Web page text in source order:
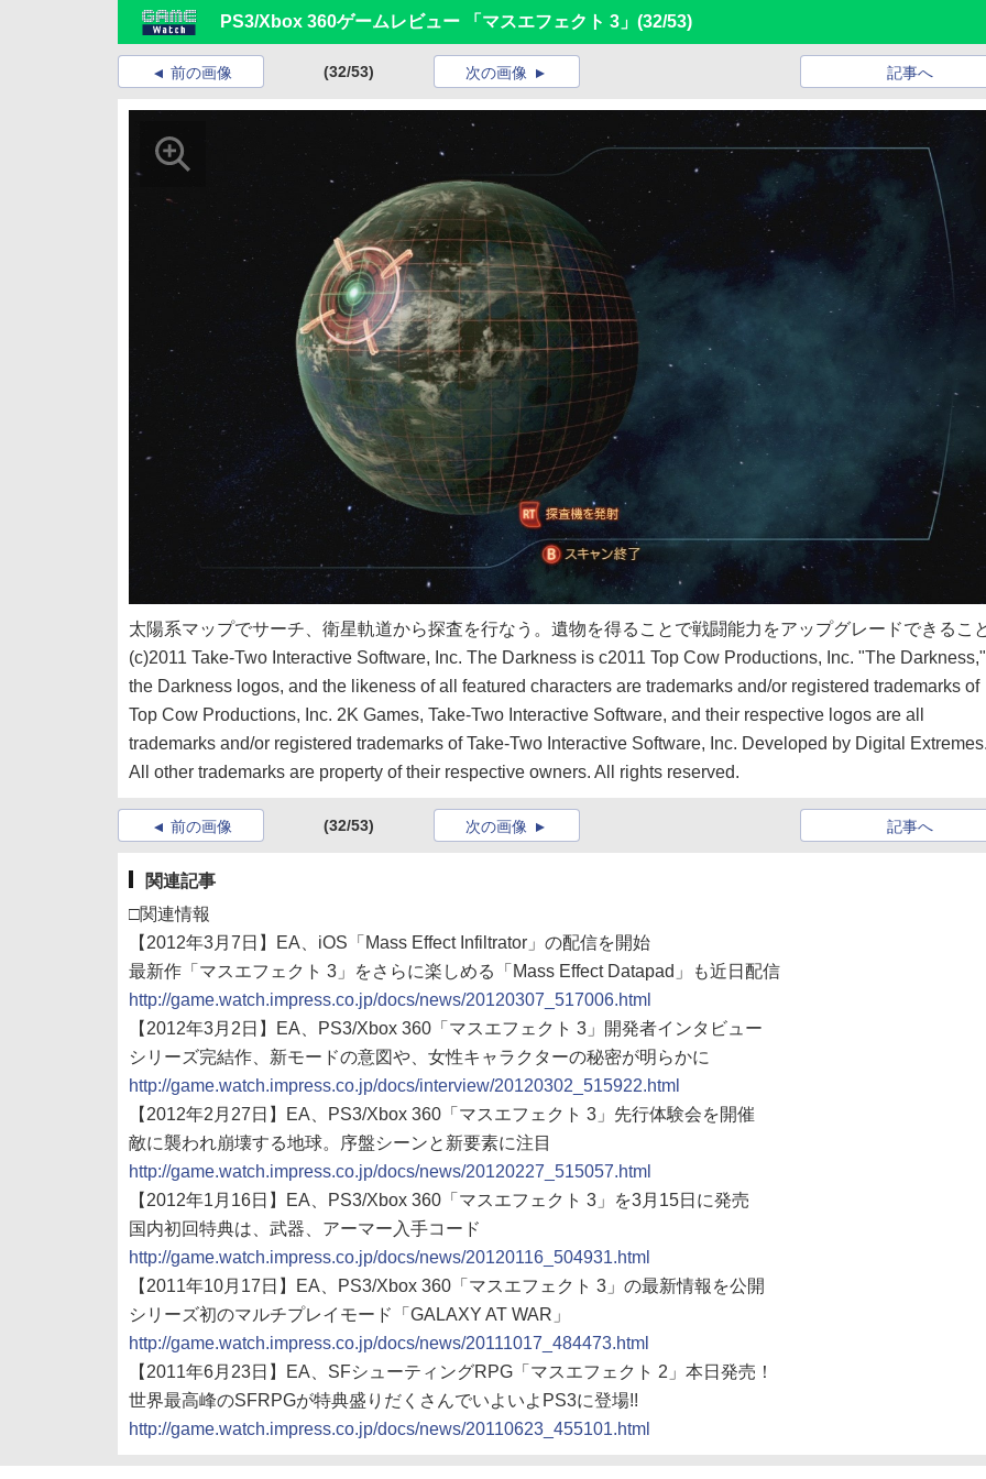
PS3/Xbox 360ゲームレビュー 「マスエフェクト 3」 (32/53)
前の画像 (32/53) 記事へ
次の画像
太陽系マップでサーチ、衛星軌道から探査を行なう。遺物を得ることで戦闘能力をアップグレードできるこ
(c)2011 Take-Two Interactive Software, Inc. The Darkness is c2011 Top Cow Productions, Inc. "The Darkness,"
the Darkness logos, and the likeness of all featured characters are trademarks and/or registered trademarks of
Top Cow Productions, Inc. 2K Games, Take-Two Interactive Software, and their respective logos are all
trademarks and/or registered trademarks of Take-Two Interactive Software, Inc. Developed by Digital
All other trademarks are property of their respective owners. All rights reserved.
前の画像 (32/53) 記事へ
次の画像
関連記事
□関連情報
【2012年3月7日】EA、iOS「Mass Effect Infiltrator」の配信を開始
最新作「マスエフェクト 3」をさらに楽しめる「Mass Effect Datapad」も近日配信
http://game.watch.impress.co.jp/docs/news/20120307_517006.html
【2012年3月2日】EA、PS3/Xbox 360「マスエフェクト 3」開発者インタビュー
シリーズ完結作、新モードの意図や、女性キャラクターの秘密が明らかに
http://game.watch.impress.co.jp/docs/interview/20120302_515922.html
【2012年2月27日】EA、PS3/Xbox 360「マスエフェクト 3」先行体験会を開催
敵に襲われ崩壊する地球。序盤シーンと新要素に注目
http://game.watch.impress.co.jp/docs/news/20120227_515057.html
【2012年1月16日】EA、PS3/Xbox 360「マスエフェクト 3」を3月15日に発売
国内初回特典は、武器、アーマー入手コード
http://game.watch.impress.co.jp/docs/news/20120116_504931.html
【2011年10月17日】EA、PS3/Xbox 360「マスエフェクト 3」の最新情報を公開
シリーズ初のマルチプレイモード「GALAXY AT WAR」
http://game.watch.impress.co.jp/docs/news/20111017_484473.html
【2011年6月23日】EA、SFシューティングRPG「マスエフェクト 2」本日発売！
世界最高峰のSFRPGが特典盛りだくさんでいよいよPS3に登場!!
http://game.watch.impress.co.jp/docs/news/20110623_455101.html